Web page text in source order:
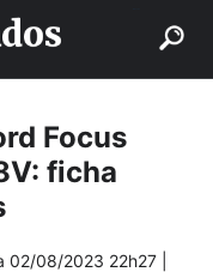
Focus
ficha
02/08/2023 22h27